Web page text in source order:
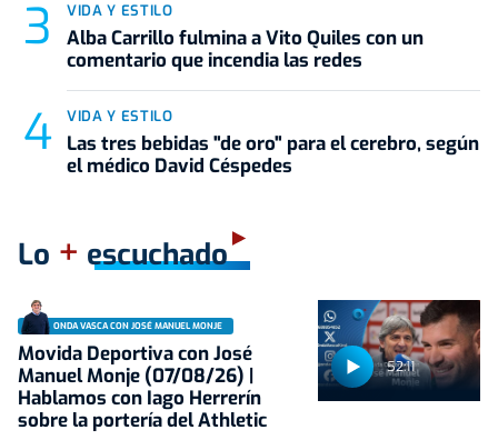
VIDA Y ESTILO
Alba Carrillo fulmina a Vito Quiles con un
comentario que incendia las redes
VIDA Y ESTILO
Las tres bebidas "de oro" para el cerebro, según
el médico David Céspedes
Lo + escuchado
52:11
ONDA VASCA CON JOSÉ MANUEL MONJE
Movida Deportiva con José
Manuel Monje (07/08/26) |
Hablamos con Iago Herrerín
sobre la portería del Athletic